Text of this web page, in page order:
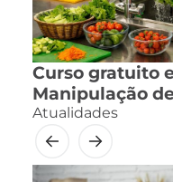
Curso gratuito
Manipulação
Atualidades